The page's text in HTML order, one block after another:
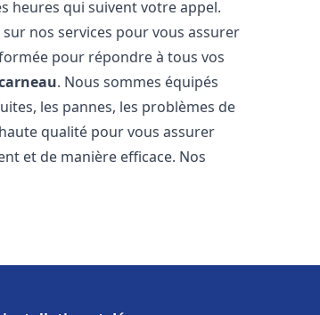
heures qui suivent votre appel.
nos services pour vous assurer
pour répondre à tous vos
. Nous sommes équipés
les pannes, les problèmes de
qualité pour vous assurer
et de manière efficace. Nos